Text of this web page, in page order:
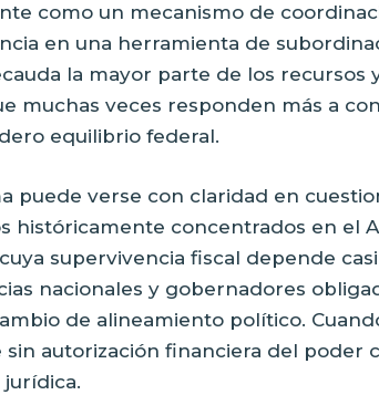
como un mecanismo de
en una herramienta de
la mayor parte de los recursos
muchas veces responden más a
equilibrio federal.
puede verse con claridad en
históricamente concentrados en el
supervivencia fiscal depende
nacionales y gobernadores
de alineamiento político.
sin autorización financiera del poder